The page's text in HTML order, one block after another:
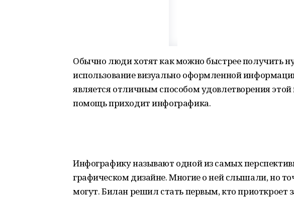
Обычно люди хотят как можно быстрее получить
использование визуально оформленной
является отличным способом удовлетворения этой
помощь приходит инфографика.
Инфографику называют одной из самых
графическом дизайне. Многие о ней слышали, но
могут. Билан решил стать первым, кто приоткроет